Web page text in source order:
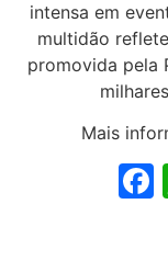
intensa em
multidão
promovida pela
Mais